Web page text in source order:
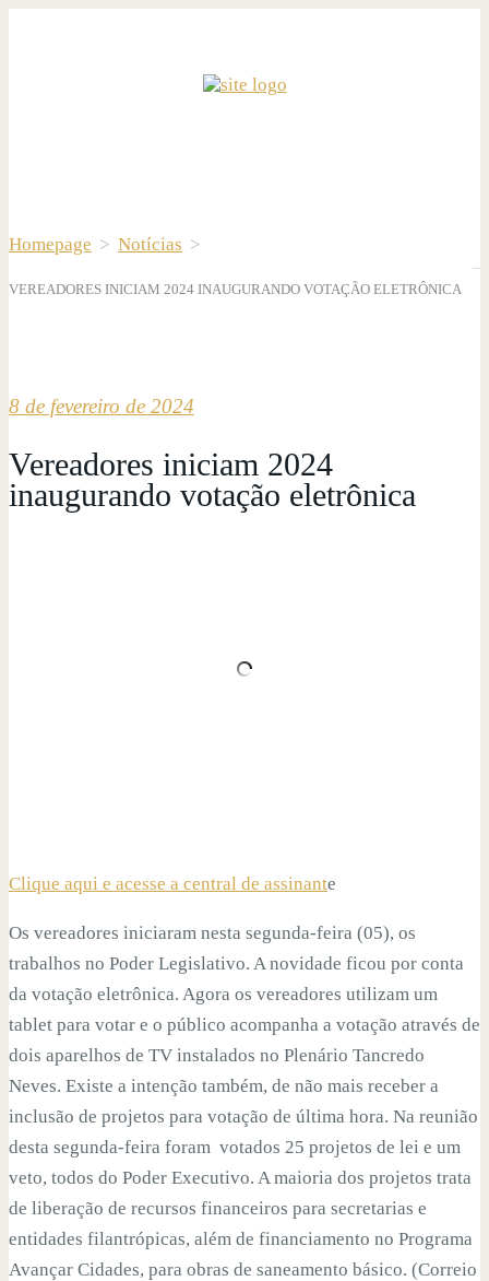
Homepage > Notícias >
VEREADORES INICIAM 2024 INAUGURANDO VOTAÇÃO ELETRÔNICA
8 de fevereiro de 2024
Vereadores iniciam 2024
inaugurando votação eletrônica
Clique aqui e acesse a central de assinante
Os vereadores iniciaram nesta segunda-feira (05), os
trabalhos no Poder Legislativo. A novidade ficou por conta
da votação eletrônica. Agora os vereadores utilizam um
tablet para votar e o público acompanha a votação através de
dois aparelhos de TV instalados no Plenário Tancredo
Neves. Existe a intenção também, de não mais receber a
inclusão de projetos para votação de última hora. Na reunião
desta segunda-feira foram votados 25 projetos de lei e um
veto, todos do Poder Executivo. A maioria dos projetos trata
de liberação de recursos financeiros para secretarias e
entidades filantrópicas, além de financiamento no Programa
Avançar Cidades, para obras de saneamento básico. (Correio